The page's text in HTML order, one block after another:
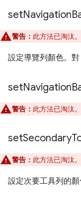
setNavigation
警告： 此方法已淘汰
設定導覽列顏色。對
setNavigation
警告： 此方法已淘汰
setSecondary
警告： 此方法已淘汰
設定次要工具列的顏